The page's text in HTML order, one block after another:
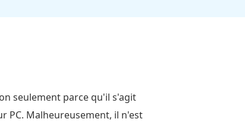
seulement parce qu'il s'agit
PC. Malheureusement, il n'est